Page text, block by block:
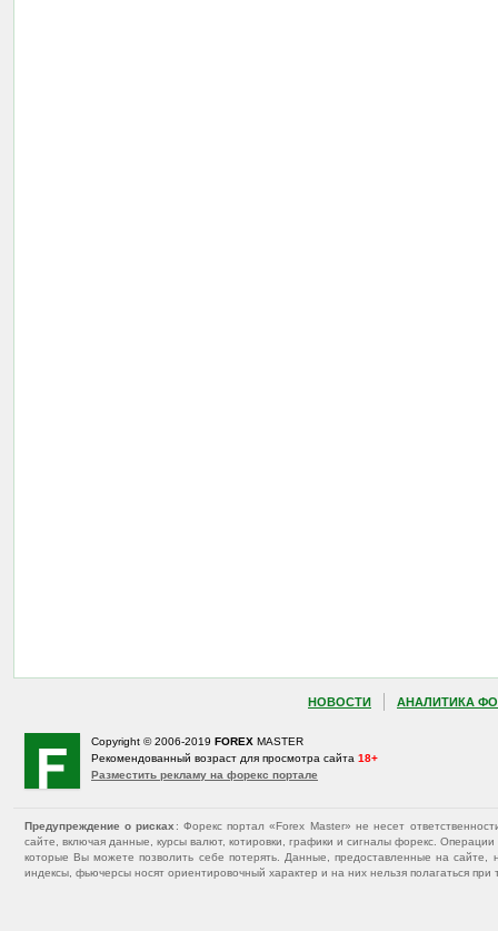
НОВОСТИ АНАЛИТИКА
Copyright © 2006-2019 FOREX MASTER
Рекомендованный возраст для просмотра сайта 18+
Разместить рекламу на форекс портале
Предупреждение о рисках : Форекс портал «Forex Master» не несет
сайте, включая данные, курсы валют, котировки, графики и сигналы форекс.
которые Вы можете позволить себе потерять. Данные, предоставленные на
индексы, фьючерсы носят ориентировочный характер и на них нельзя полагаться при